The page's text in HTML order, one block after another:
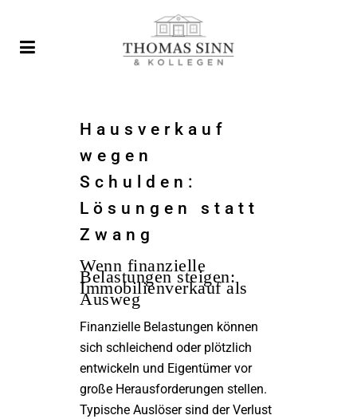
Hausverkauf
wegen
Schulden:
Lösungen statt
Zwang
Wenn finanzielle
Belastungen steigen:
Immobilienverkauf als
Ausweg
Finanzielle Belastungen können
sich schleichend oder plötzlich
entwickeln und Eigentümer vor
große Herausforderungen stellen.
Typische Auslöser sind der Verlust